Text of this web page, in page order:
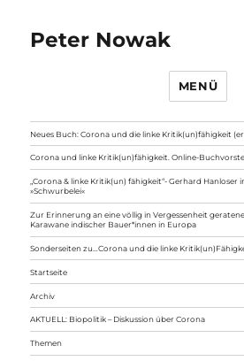
Peter Nowak
MENÜ
Neues Buch: Corona und die linke Kritik(un)fähigkeit
Corona und linke Kritik(un)fähigkeit. Online-
„Corona & linke Kritik(un) fähigkeit“- Gerhard Hanloser
»Schwurbelei«
Zur Erinnerung an eine völlig in Vergessenheit
Karawane indischer Bauer*innen in Europa
Sonderseiten zu…Corona und die linke
Startseite
Archiv
AKTUELL: Biopolitik – Diskussion über Corona
Themen